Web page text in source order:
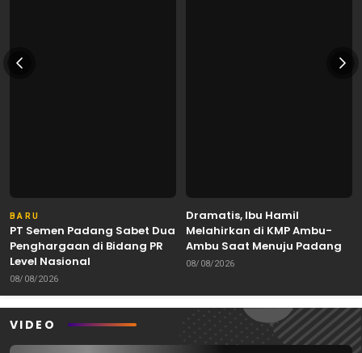
BARU
PT Semen Padang Sabet Dua
Penghargaan di Bidang PR
Level Nasional
08/08/2026
Dramatis, Ibu Hamil
Melahirkan di KMP Ambu-
Ambu Saat Menuju Padang
08/08/2026
VIDEO